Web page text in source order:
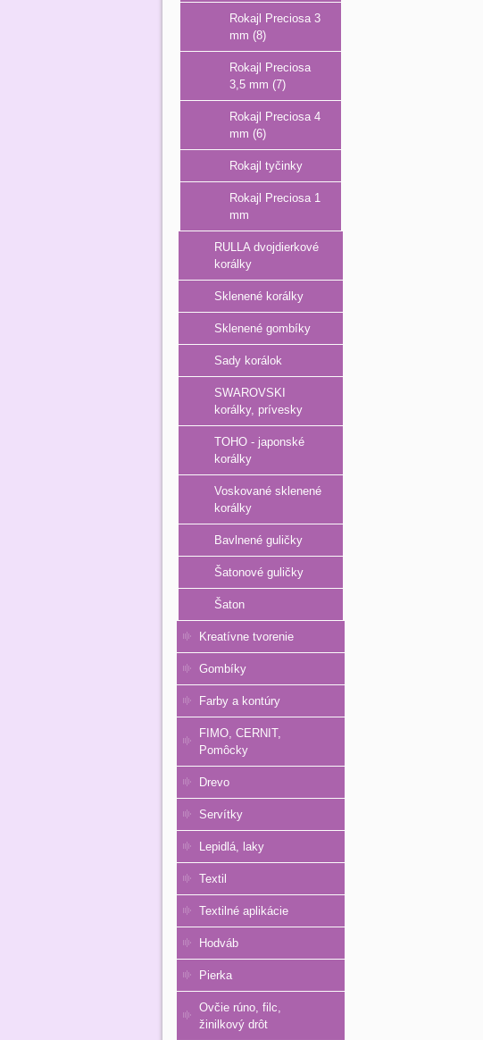
Rokajl Preciosa 3
mm (8)
Rokajl Preciosa
3,5 mm (7)
Rokajl Preciosa 4
mm (6)
Rokajl tyčinky
Rokajl Preciosa 1
mm
RULLA dvojdierkové
korálky
Sklenené korálky
Sklenené gombíky
Sady korálok
SWAROVSKI
korálky, prívesky
TOHO - japonské
korálky
Voskované sklenené
korálky
Bavlnené guličky
Šatonové guličky
Šaton
Kreatívne tvorenie
Gombíky
Farby a kontúry
FIMO, CERNIT,
Pomôcky
Drevo
Servítky
Lepidlá, laky
Textil
Textilné aplikácie
Hodváb
Pierka
Ovčie rúno, filc,
žinilkový drôt